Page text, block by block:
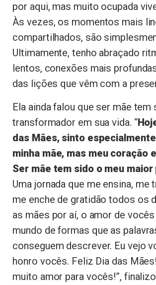
por aqui, mas muito ocupada
Às vezes, os momentos mais
compartilhados, são
Ultimamente, tenho abraçado
lentos, conexões mais
das lições que vêm com a
Ela ainda falou que ser mãe tem
transformador em sua vida. “
das Mães, sinto
minha mãe, mas meu coração
Ser mãe tem sido o meu
Uma jornada que me ensina, me
me enche de gratidão todos os
as mães por aí, o amor de
mundo de formas que as
conseguem descrever. Eu vejo
honro vocês. Feliz Dia das
muito amor para vocês!”,